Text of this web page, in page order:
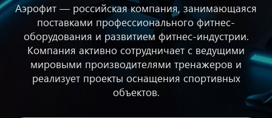
Аэрофит — российская компания, занимающаяся
поставками профессионального фитнес-
оборудования и развитием фитнес-индустрии.
Компания активно сотрудничает с ведущими
мировыми производителями тренажеров и
реализует проекты оснащения спортивных
объектов.